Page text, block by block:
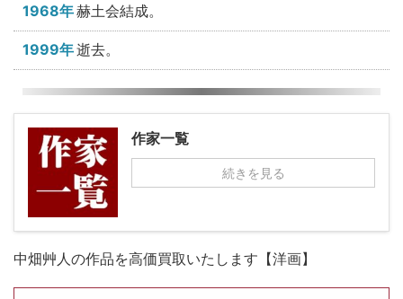
1968年赫土会結成。
1999年逝去。
作家一覧
続きを見る
中畑艸人の作品を高価買取いたします【洋画】